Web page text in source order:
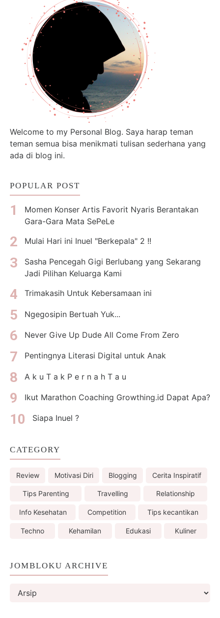
Welcome to my Personal Blog. Saya harap teman
teman semua bisa menikmati tulisan sederhana yang
ada di blog ini.
POPULAR POST
Momen Konser Artis Favorit Nyaris Berantakan
Gara-Gara Mata SePeLe
Mulai Hari ini Inuel "Berkepala" 2 !!
Sasha Pencegah Gigi Berlubang yang Sekarang
Jadi Pilihan Keluarga Kami
Trimakasih Untuk Kebersamaan ini
Ngegosipin Bertuah Yuk...
Never Give Up Dude All Come From Zero
Pentingnya Literasi Digital untuk Anak
A k u T a k P e r n a h T a u
Ikut Marathon Coaching Growthing.id Dapat Apa?
Siapa Inuel ?
CATEGORY
Review Motivasi Diri Blogging Cerita Inspiratif
Tips Parenting Travelling Relationship
Info Kesehatan Competition Tips kecantikan
Techno Kehamilan Edukasi Kuliner
JOMBLOKU ARCHIVE